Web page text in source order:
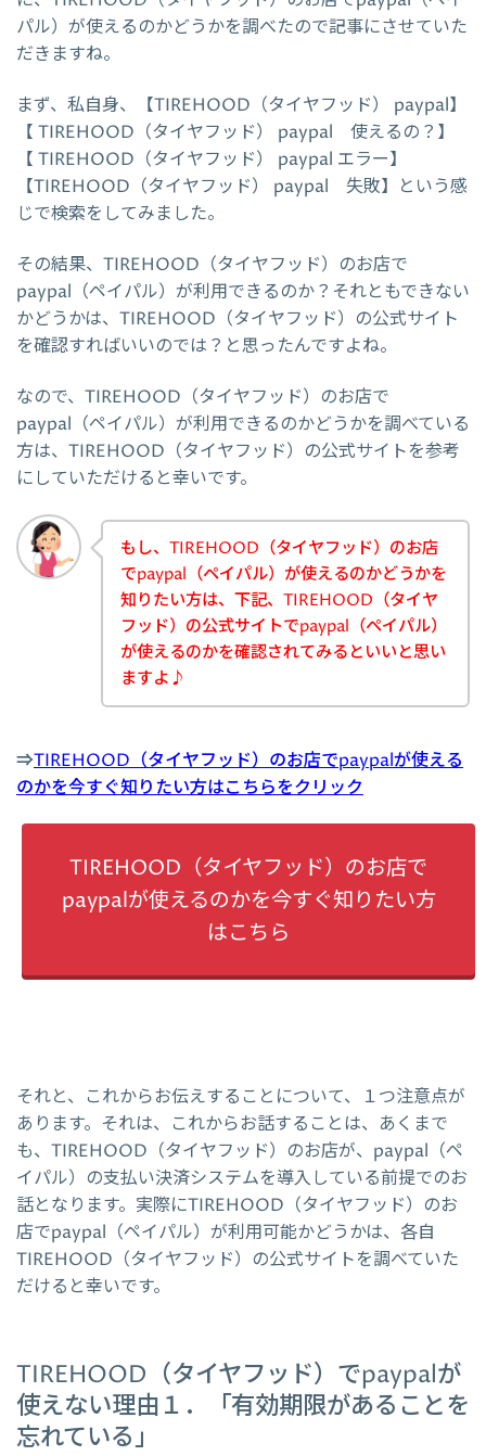
パル）が使えるのかどうかを調べたので記事にさせていた
だきますね。
まず、私自身、【TIREHOOD（タイヤフッド） paypal】
【 TIREHOOD（タイヤフッド） paypal 使えるの？】
【 TIREHOOD（タイヤフッド） paypal エラー】
【TIREHOOD（タイヤフッド） paypal 失敗】という感
じで検索をしてみました。
その結果、TIREHOOD（タイヤフッド）のお店で
paypal（ペイパル）が利用できるのか？それともできない
かどうかは、TIREHOOD（タイヤフッド）の公式サイト
を確認すればいいのでは？と思ったんですよね。
なので、TIREHOOD（タイヤフッド）のお店で
paypal（ペイパル）が利用できるのかどうかを調べている
方は、TIREHOOD（タイヤフッド）の公式サイトを参考
にしていただけると幸いです。
もし、TIREHOOD（タイヤフッド）のお店
でpaypal（ペイパル）が使えるのかどうかを
知りたい方は、下記、TIREHOOD（タイヤ
フッド）の公式サイトでpaypal（ペイパル）
が使えるのかを確認されてみるといいと思い
ますよ♪
⇒TIREHOOD（タイヤフッド）のお店でpaypalが使える
のかを今すぐ知りたい方はこちらをクリック
TIREHOOD（タイヤフッド）のお店で
paypalが使えるのかを今すぐ知りたい方
はこちら
それと、これからお伝えすることについて、１つ注意点が
あります。それは、これからお話することは、あくまで
も、TIREHOOD（タイヤフッド）のお店が、paypal（ペ
イパル）の支払い決済システムを導入している前提でのお
話となります。実際にTIREHOOD（タイヤフッド）のお
店でpaypal（ペイパル）が利用可能かどうかは、各自
TIREHOOD（タイヤフッド）の公式サイトを調べていた
だけると幸いです。
TIREHOOD（タイヤフッド）でpaypalが
使えない理由１．「有効期限があることを
忘れている」